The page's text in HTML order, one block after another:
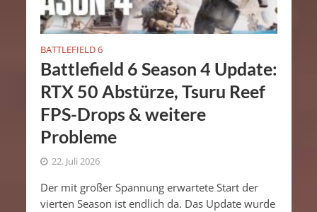
BATTLEFIELD 6
Battlefield 6 Season 4 Update:
RTX 50 Abstürze, Tsuru Reef
FPS-Drops & weitere
Probleme
22. Juli 2026
Der mit großer Spannung erwartete Start der
vierten Season ist endlich da. Das Update wurde